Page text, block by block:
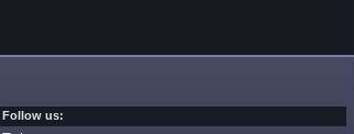
Follow us: